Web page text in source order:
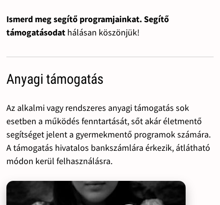
Ismerd meg segítő programjainkat. Segítő
támogatásodat hálásan köszönjük!
Anyagi támogatás
Az alkalmi vagy rendszeres anyagi támogatás sok
esetben a működés fenntartását, sőt akár életmentő
segítséget jelent a gyermekmentő programok számára.
A támogatás hivatalos bankszámlára érkezik, átlátható
módon kerül felhasználásra.